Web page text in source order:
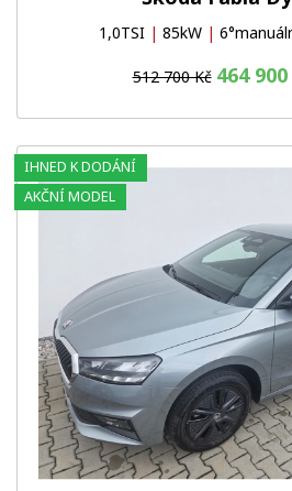
1,0TSI | 85kW |
512 700 Kč 464
IHNED K DODÁNÍ
AKČNÍ MODEL